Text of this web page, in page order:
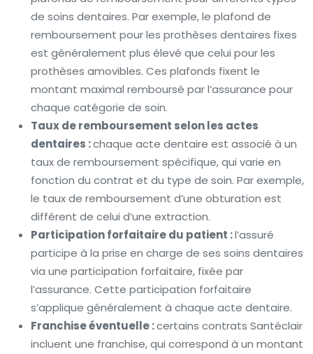
de soins dentaires. Par exemple, le plafond de
remboursement pour les prothèses dentaires fixes
est généralement plus élevé que celui pour les
prothèses amovibles. Ces plafonds fixent le
montant maximal remboursé par l’assurance pour
chaque catégorie de soin.
Taux de remboursement selon les actes
dentaires :chaque acte dentaire est associé à un
taux de remboursement spécifique, qui varie en
fonction du contrat et du type de soin. Par exemple,
le taux de remboursement d’une obturation est
différent de celui d’une extraction.
Participation forfaitaire du patient :l’assuré
participe à la prise en charge de ses soins dentaires
via une participation forfaitaire, fixée par
l’assurance. Cette participation forfaitaire
s’applique généralement à chaque acte dentaire.
Franchise éventuelle :certains contrats Santéclair
incluent une franchise, qui correspond à un montant